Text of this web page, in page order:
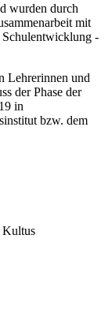
wurden durch
mit
Schulentwicklung -
Lehrerinnen und
der Phase der
in
bzw. dem
Kultus